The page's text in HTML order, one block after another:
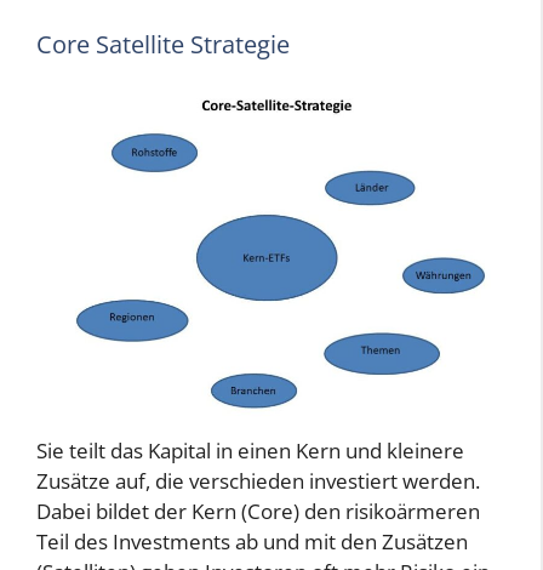
Core Satellite Strategie
Sie teilt das Kapital in einen Kern und kleinere
Zusätze auf, die verschieden investiert werden.
Dabei bildet der Kern (Core) den risikoärmeren
Teil des Investments ab und mit den Zusätzen